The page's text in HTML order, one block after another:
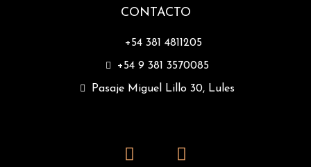
CONTACTO
+54 381 4811205
+54 9 381 3570085
Pasaje Miguel Lillo 30, Lules